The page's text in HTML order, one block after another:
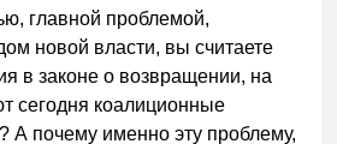
главной проблемой,
новой власти, вы считаете
в законе о возвращении, на
сегодня коалиционные
А почему именно эту проблему,